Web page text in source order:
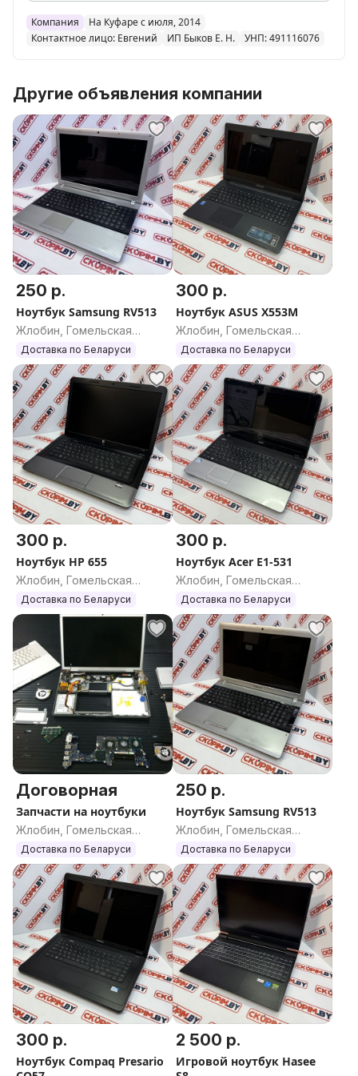
Тэги для облегченного Поиска:
Samsung, Apple, Huawei, LG, HTC, Oppo, ZTE, Vivo,
Компания
На Куфаре с июля, 2014
Контактное лицо: Евгений
ИП Быков Е. Н. УНП: 491116076
Другие объявления компании
250 р.
Ноутбук Samsung RV513
Жлобин, Гомельская
область
Доставка по Беларуси
300 р.
Ноутбук ASUS X553M
Жлобин, Гомельская
область
Доставка по Беларуси
300 р.
Ноутбук HP 655
Жлобин, Гомельская
область
Доставка по Беларуси
300 р.
Ноутбук Acer E1-531
Жлобин, Гомельская
область
Доставка по Беларуси
Договорная
Запчасти на ноутбуки
Жлобин, Гомельская
область
Доставка по Беларуси
250 р.
Ноутбук Samsung RV513
Жлобин, Гомельская
область
Доставка по Беларуси
300 р.
Ноутбук Compaq Presario
2 500 р.
Игровой ноутбук Hasee